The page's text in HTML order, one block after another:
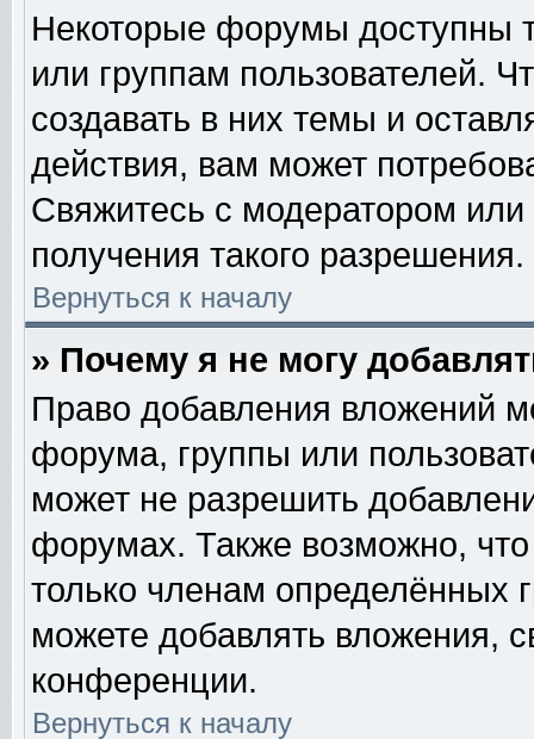
Некоторые форумы доступны
или группам пользователей.
создавать в них темы и
действия, вам может
Свяжитесь с модератором
получения такого разрешения.
Вернуться к началу
» Почему я не могу
Право добавления вложений
форума, группы или
может не разрешить
форумах. Также возможно,
только членам определённых
можете добавлять вложения,
конференции.
Вернуться к началу